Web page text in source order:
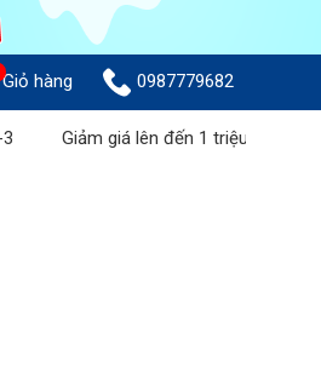
Giỏ hàng 0987779682
Giảm giá lên đến 1 triệu đồng khi